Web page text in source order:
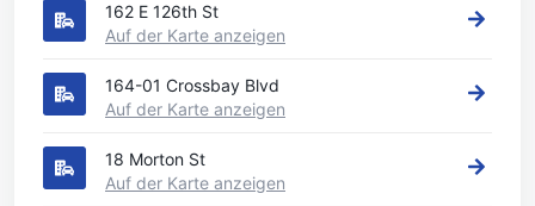
162 E 126th St
Auf der Karte anzeigen
164-01 Crossbay Blvd
Auf der Karte anzeigen
18 Morton St
Auf der Karte anzeigen